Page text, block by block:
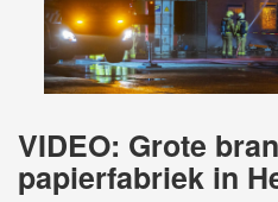
VIDEO: Grote
papierfabriek in